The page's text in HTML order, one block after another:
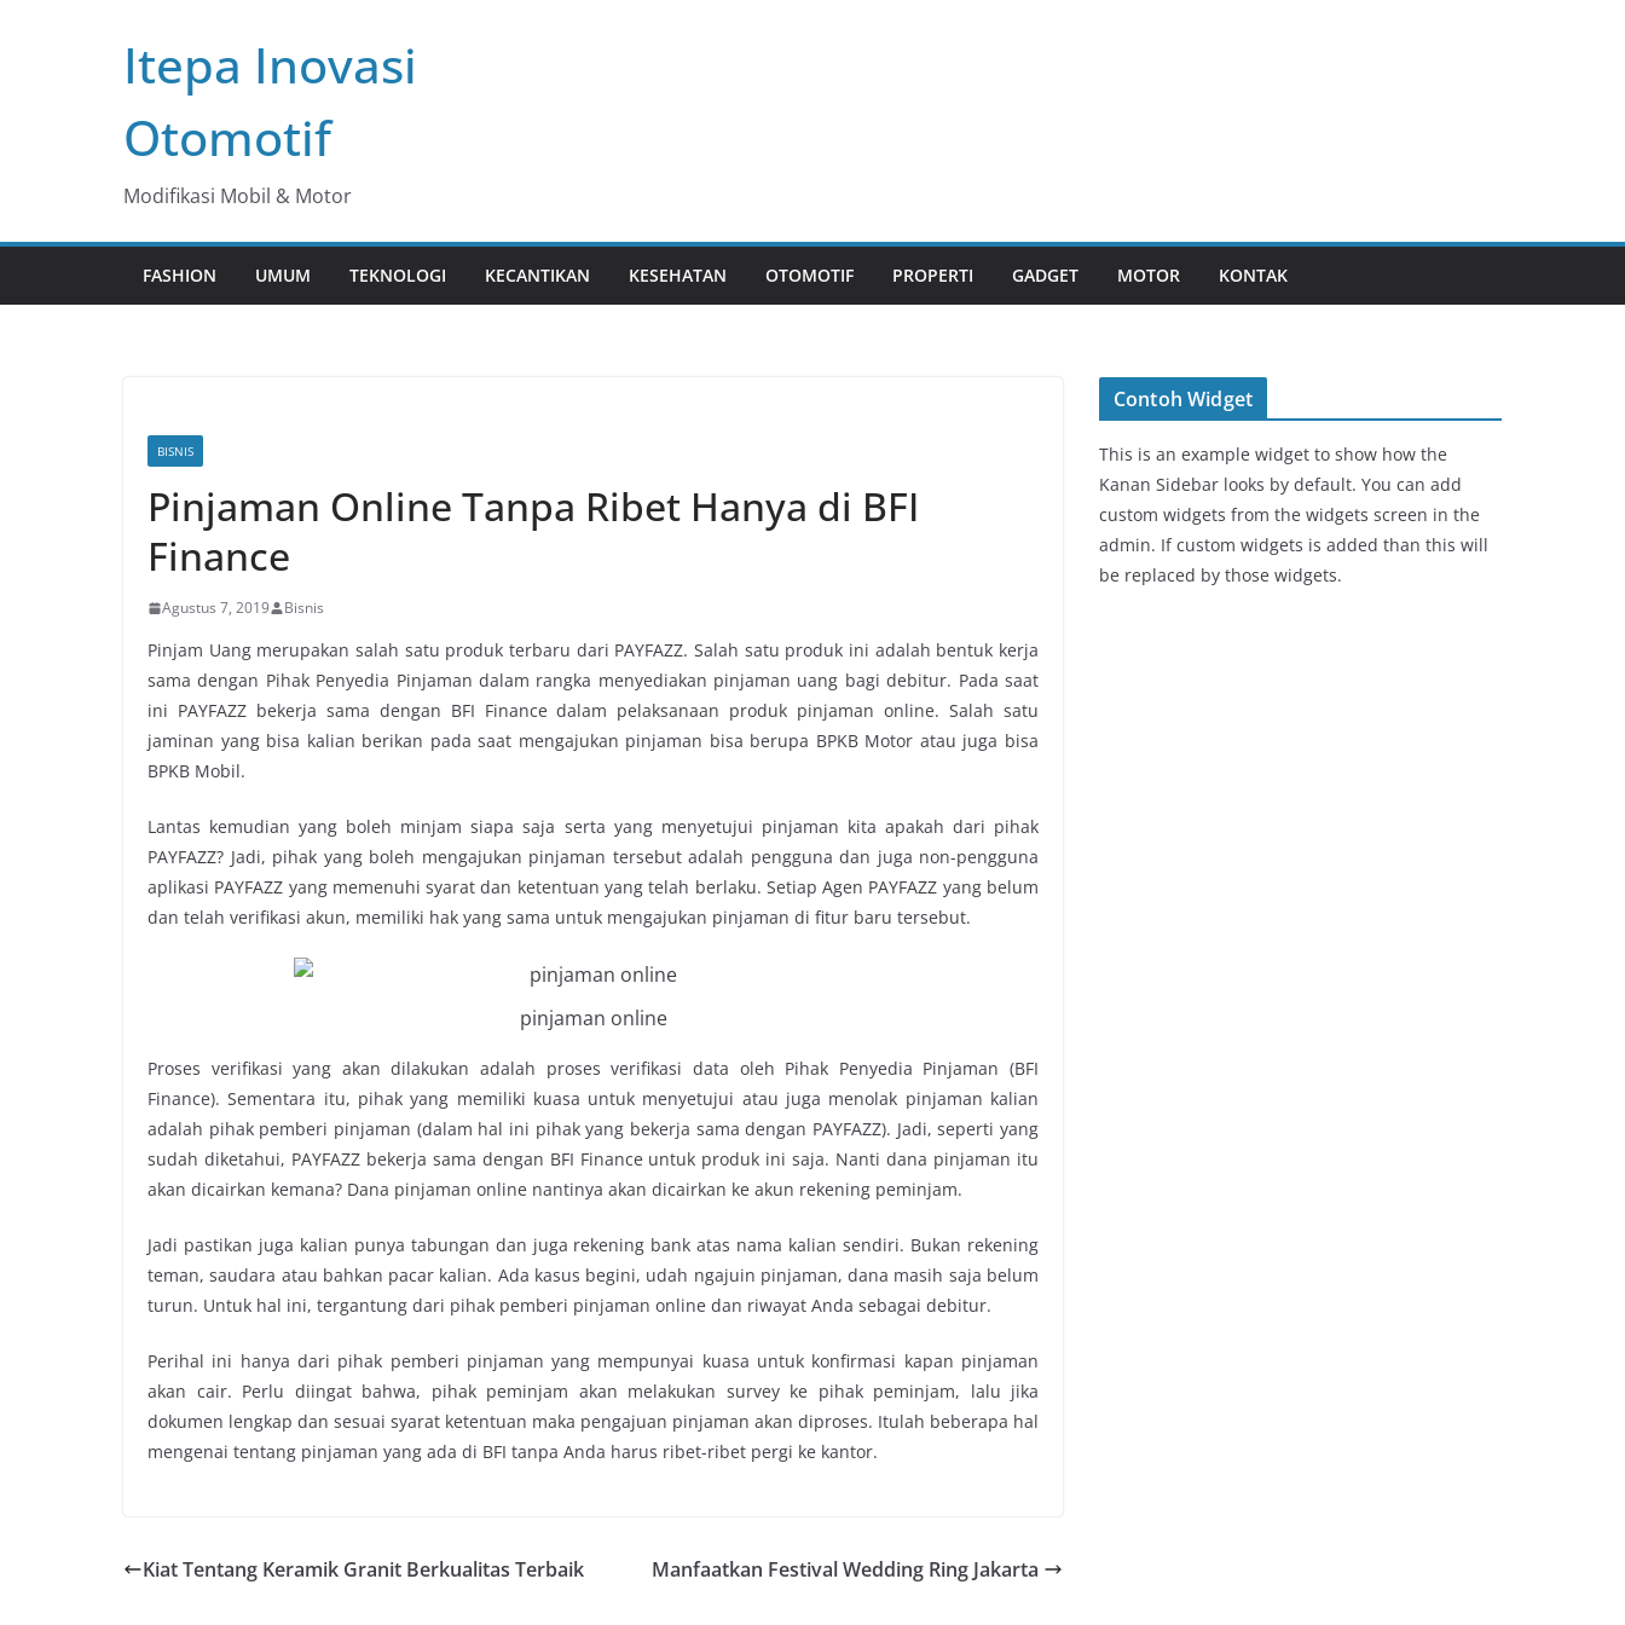
Itepa Inovasi
Otomotif
Modifikasi Mobil & Motor
FASHION UMUM TEKNOLOGI KECANTIKAN KESEHATAN OTOMOTIF PROPERTI GADGET MOTOR KONTAK
BISNIS
Pinjaman Online Tanpa Ribet Hanya di BFI
Finance
Agustus 7, 2019 Bisnis
Pinjam Uang merupakan salah satu produk terbaru dari PAYFAZZ. Salah satu produk ini adalah bentuk kerja
sama dengan Pihak Penyedia Pinjaman dalam rangka menyediakan pinjaman uang bagi debitur. Pada saat
ini PAYFAZZ bekerja sama dengan BFI Finance dalam pelaksanaan produk pinjaman online. Salah satu
jaminan yang bisa kalian berikan pada saat mengajukan pinjaman bisa berupa BPKB Motor atau juga bisa
BPKB Mobil.
Lantas kemudian yang boleh minjam siapa saja serta yang menyetujui pinjaman kita apakah dari pihak
PAYFAZZ? Jadi, pihak yang boleh mengajukan pinjaman tersebut adalah pengguna dan juga non-pengguna
aplikasi PAYFAZZ yang memenuhi syarat dan ketentuan yang telah berlaku. Setiap Agen PAYFAZZ yang belum
dan telah verifikasi akun, memiliki hak yang sama untuk mengajukan pinjaman di fitur baru tersebut.
pinjaman online
Proses verifikasi yang akan dilakukan adalah proses verifikasi data oleh Pihak Penyedia Pinjaman (BFI
Finance). Sementara itu, pihak yang memiliki kuasa untuk menyetujui atau juga menolak pinjaman kalian
adalah pihak pemberi pinjaman (dalam hal ini pihak yang bekerja sama dengan PAYFAZZ). Jadi, seperti yang
sudah diketahui, PAYFAZZ bekerja sama dengan BFI Finance untuk produk ini saja. Nanti dana pinjaman itu
akan dicairkan kemana? Dana pinjaman online nantinya akan dicairkan ke akun rekening peminjam.
Jadi pastikan juga kalian punya tabungan dan juga rekening bank atas nama kalian sendiri. Bukan rekening
teman, saudara atau bahkan pacar kalian. Ada kasus begini, udah ngajuin pinjaman, dana masih saja belum
turun. Untuk hal ini, tergantung dari pihak pemberi pinjaman online dan riwayat Anda sebagai debitur.
Perihal ini hanya dari pihak pemberi pinjaman yang mempunyai kuasa untuk konfirmasi kapan pinjaman
akan cair. Perlu diingat bahwa, pihak peminjam akan melakukan survey ke pihak peminjam, lalu jika
dokumen lengkap dan sesuai syarat ketentuan maka pengajuan pinjaman akan diproses. Itulah beberapa hal
mengenai tentang pinjaman yang ada di BFI tanpa Anda harus ribet-ribet pergi ke kantor.
Kiat Tentang Keramik Granit Berkualitas Terbaik Manfaatkan Festival Wedding Ring Jakarta
Contoh Widget
This is an example widget to show how the
Kanan Sidebar looks by default. You can add
custom widgets from the widgets screen in the
admin. If custom widgets is added than this will
be replaced by those widgets.